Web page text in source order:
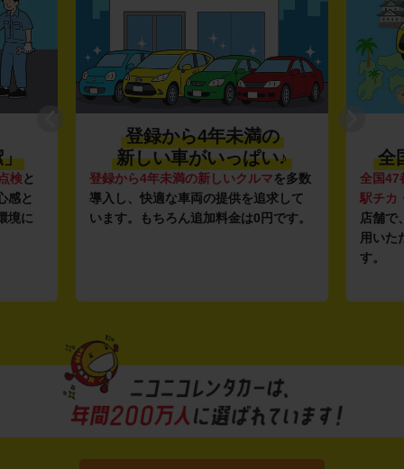
」
検と
感と
境に
登録から4年未満の
新しい車がいっぱい♪
登録から4年未満の新しいクルマを多数
導入し、快適な車両の提供を追求して
います。もちろん追加料金は0円です。
全
全国47
駅チカ
店舗で
用いた
す。